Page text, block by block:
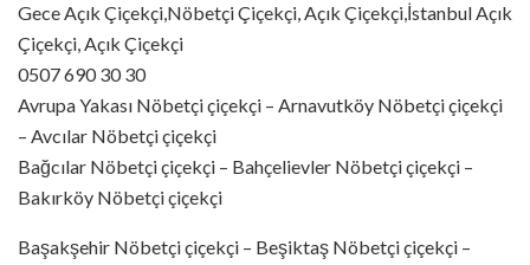
Gece Açık Çiçekçi,Nöbetçi Çiçekçi, Açık Çiçekçi,İstanbul Açık
Çiçekçi, Açık Çiçekçi
0507 690 30 30
Avrupa Yakası Nöbetçi çiçekçi – Arnavutköy Nöbetçi çiçekçi
– Avcılar Nöbetçi çiçekçi
Bağcılar Nöbetçi çiçekçi – Bahçelievler Nöbetçi çiçekçi –
Bakırköy Nöbetçi çiçekçi
Başakşehir Nöbetçi çiçekçi – Beşiktaş Nöbetçi çiçekçi –